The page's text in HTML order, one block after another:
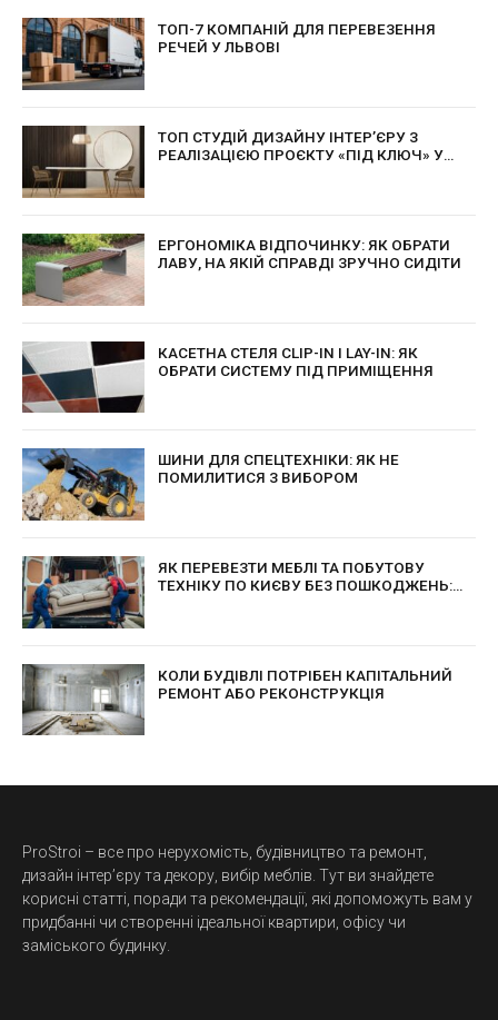
ТОП-7 КОМПАНІЙ ДЛЯ ПЕРЕВЕЗЕННЯ
РЕЧЕЙ У ЛЬВОВІ
ТОП СТУДІЙ ДИЗАЙНУ ІНТЕР’ЄРУ З
РЕАЛІЗАЦІЄЮ ПРОЄКТУ «ПІД КЛЮЧ» У
ЕРГОНОМІКА ВІДПОЧИНКУ: ЯК ОБРАТИ
ЛАВУ, НА ЯКІЙ СПРАВДІ ЗРУЧНО СИДІТИ
КАСЕТНА СТЕЛЯ CLIP-IN І LAY-IN: ЯК
ОБРАТИ СИСТЕМУ ПІД ПРИМІЩЕННЯ
ШИНИ ДЛЯ СПЕЦТЕХНІКИ: ЯК НЕ
ПОМИЛИТИСЯ З ВИБОРОМ
ЯК ПЕРЕВЕЗТИ МЕБЛІ ТА ПОБУТОВУ
ТЕХНІКУ ПО КИЄВУ БЕЗ ПОШКОДЖЕНЬ:
КОЛИ БУДІВЛІ ПОТРІБЕН КАПІТАЛЬНИЙ
РЕМОНТ АБО РЕКОНСТРУКЦІЯ
ProStroi – все про нерухомість, будівництво та ремонт,
дизайн інтер’єру та декору, вибір меблів. Тут ви знайдете
корисні статті, поради та рекомендації, які допоможуть вам у
придбанні чи створенні ідеальної квартири, офісу чи
заміського будинку.